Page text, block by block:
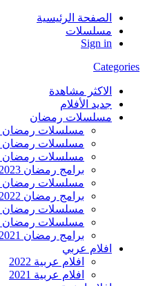
الصفحة الرئيسية
مسلسلات
Sign in
Categories
الاكثر مشاهدة
جديد الأفلام
مسلسلات رمضان
مسلسلات رمضان 2025
مسلسلات رمضان 2024
مسلسلات رمضان 2023
برامج رمضان 2023
مسلسلات رمضان 2022
برامج رمضان 2022
مسلسلات رمضان 2021
مسلسلات رمضان 2026
برامج رمضان 2021
افلام عربي
افلام عربية 2022
افلام عربية 2021